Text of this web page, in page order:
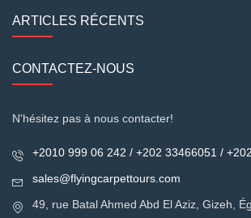
ARTICLES RÉCENTS
CONTACTEZ-NOUS
N'hésitez pas à nous contacter!
+2010 999 06 242 / +202 33466051 /
sales@flyingcarpettours.com
49, rue Batal Ahmed Abd El Aziz, Gizeh,